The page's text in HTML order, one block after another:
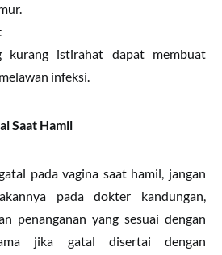
kurang istirahat dapat membuat
infeksi.
Saat Hamil
pada vagina saat hamil, jangan
pada dokter kandungan,
penanganan yang sesuai dengan
jika gatal disertai dengan